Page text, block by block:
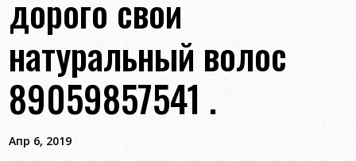
дорого свои
натуральный волос
89059857541 .
Апр 6, 2019